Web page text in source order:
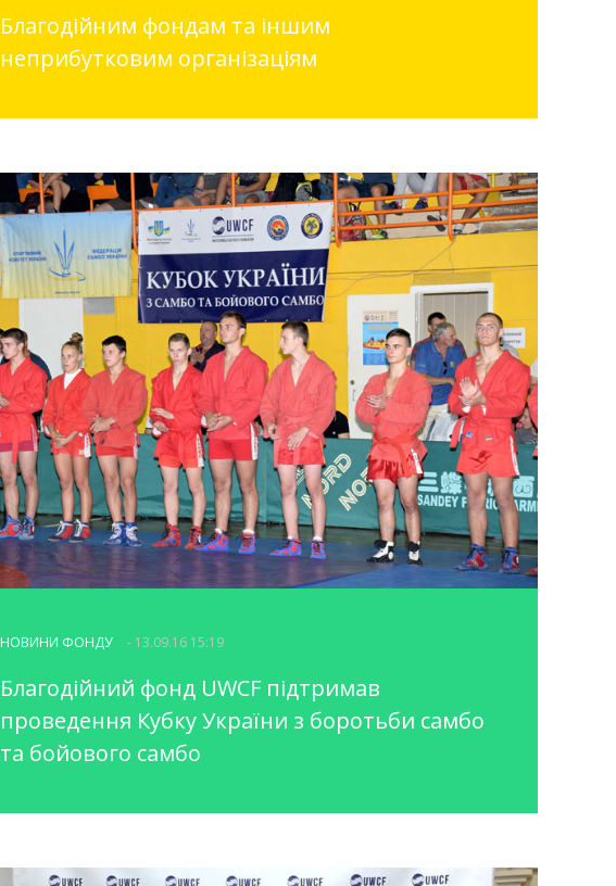
Благодійним фондам та іншим
неприбутковим організаціям
НОВИНИ ФОНДУ - 13.09.16 15:19
Благодійний фонд UWCF підтримав
проведення Кубку України з боротьби самбо
та бойового самбо